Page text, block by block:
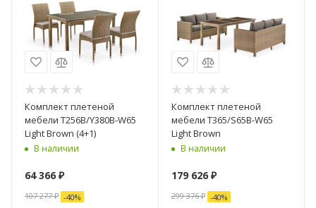
Комплект плетеной
мебели T256B/Y380B-W65
Light Brown (4+1)
В наличии
64 366 ₽
107 277₽ -40%
Комплект плетеной
мебели T365/S65B-W65
Light Brown
В наличии
179 626₽
299 376₽ -40%